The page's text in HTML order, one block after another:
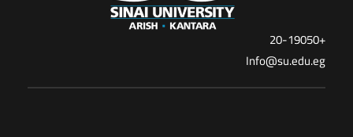
+20-19050
Info@su.edu.eg